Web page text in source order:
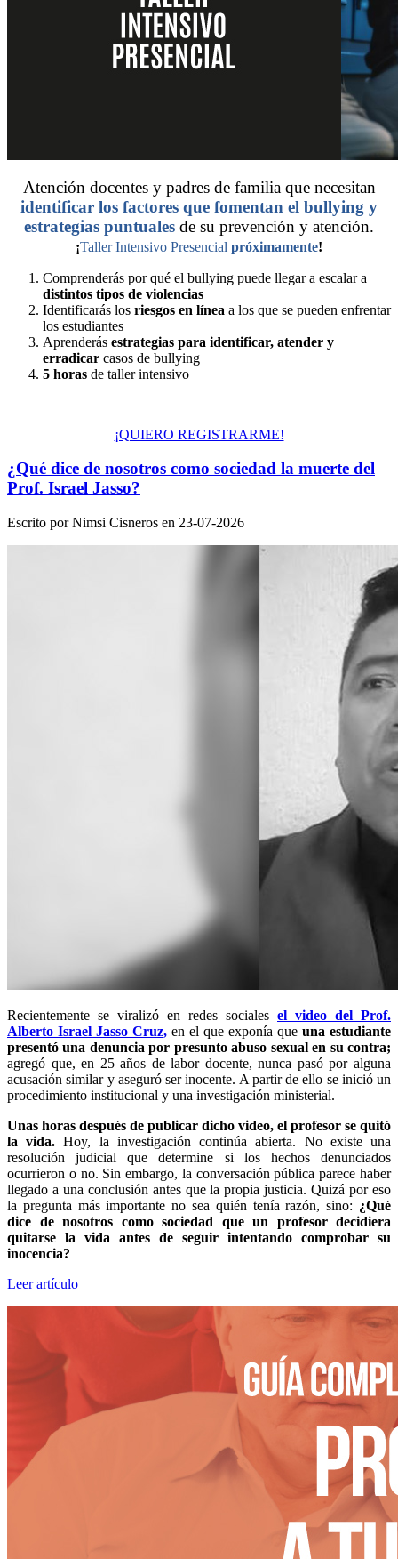
Atención docentes y padres de familia que necesitan
identificar los factores que fomentan el bullying y
estrategias puntuales de su prevención y atención.
¡Taller Intensivo Presencial próximamente!
Comprenderás por qué el bullying puede llegar a escalar a
distintos tipos de violencias
Identificarás los riesgos en línea a los que se pueden enfrentar
los estudiantes
Aprenderás estrategias para identificar, atender y
erradicar casos de bullying
5 horas de taller intensivo
¡QUIERO REGISTRARME!
¿Qué dice de nosotros como sociedad la muerte del
Prof. Israel Jasso?
Escrito por Nimsi Cisneros en 23-07-2026
Recientemente se viralizó en redes sociales el video del Prof.
Alberto Israel Jasso Cruz, en el que exponía que una estudiante
presentó una denuncia por presunto abuso sexual en su contra;
agregó que, en 25 años de labor docente, nunca pasó por alguna
acusación similar y aseguró ser inocente. A partir de ello se inició un
procedimiento institucional y una investigación ministerial.
Unas horas después de publicar dicho video, el profesor se quitó
la vida. Hoy, la investigación continúa abierta. No existe una
resolución judicial que determine si los hechos denunciados
ocurrieron o no. Sin embargo, la conversación pública parece haber
llegado a una conclusión antes que la propia justicia. Quizá por eso
la pregunta más importante no sea quién tenía razón, sino: ¿Qué
dice de nosotros como sociedad que un profesor decidiera
quitarse la vida antes de seguir intentando comprobar su
inocencia?
Leer artículo